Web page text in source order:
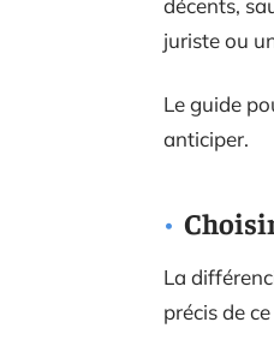
juriste ou
Le guide
anticiper.
La
précis de